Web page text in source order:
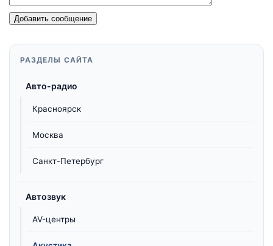
Добавить сообщение
РАЗДЕЛЫ САЙТА
Авто-радио
Красноярск
Москва
Санкт-Петербург
Автозвук
AV-центры